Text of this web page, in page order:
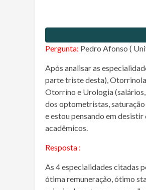
Pergunta: Pedro Afonso (
Após analisar as
parte triste desta),
Otorrino e Urologia
dos optometristas,
e estou pensando em
acadêmicos.
Resposta :
As 4 especialidades citadas
ótima remuneração, ótimo